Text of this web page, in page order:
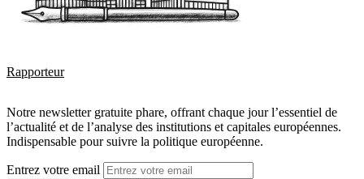
Rapporteur
Notre newsletter gratuite phare, offrant chaque jour l’essentiel de
l’actualité et de l’analyse des institutions et capitales européennes.
Indispensable pour suivre la politique européenne.
Entrez votre email